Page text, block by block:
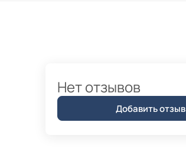
Нет отзывов
Добавить отзыв